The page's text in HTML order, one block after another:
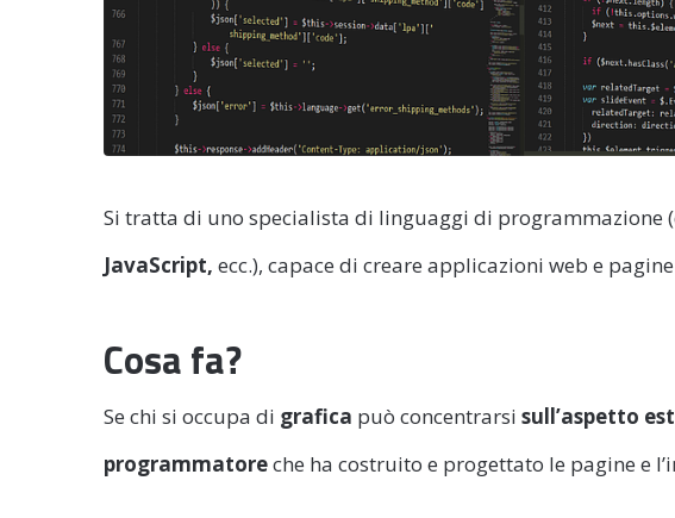
Si tratta di uno specialista di linguaggi di programmazione
JavaScript, ecc.), capace di creare applicazioni web e
Cosa fa?
Se chi si occupa di grafica può concentrarsi sull’aspetto
programmatoreche ha costruito e progettato le pagine e